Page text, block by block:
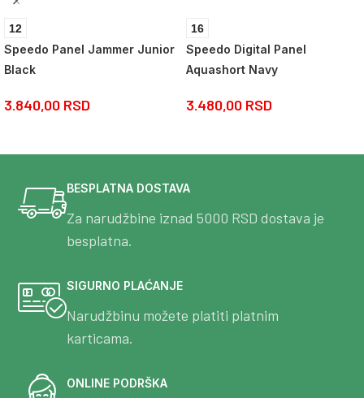
12
Speedo Panel Jammer Junior
Black
3.840,00 RSD
16
Speedo Digital Panel
Aquashort Navy
3.480,00 RSD
BESPLATNA DOSTAVA
Za narudžbine iznad 5000 RSD dostava je
besplatna.
SIGURNO PLAĆANJE
Narudžbinu možete platiti platnim
karticama.
ONLINE PODRŠKA